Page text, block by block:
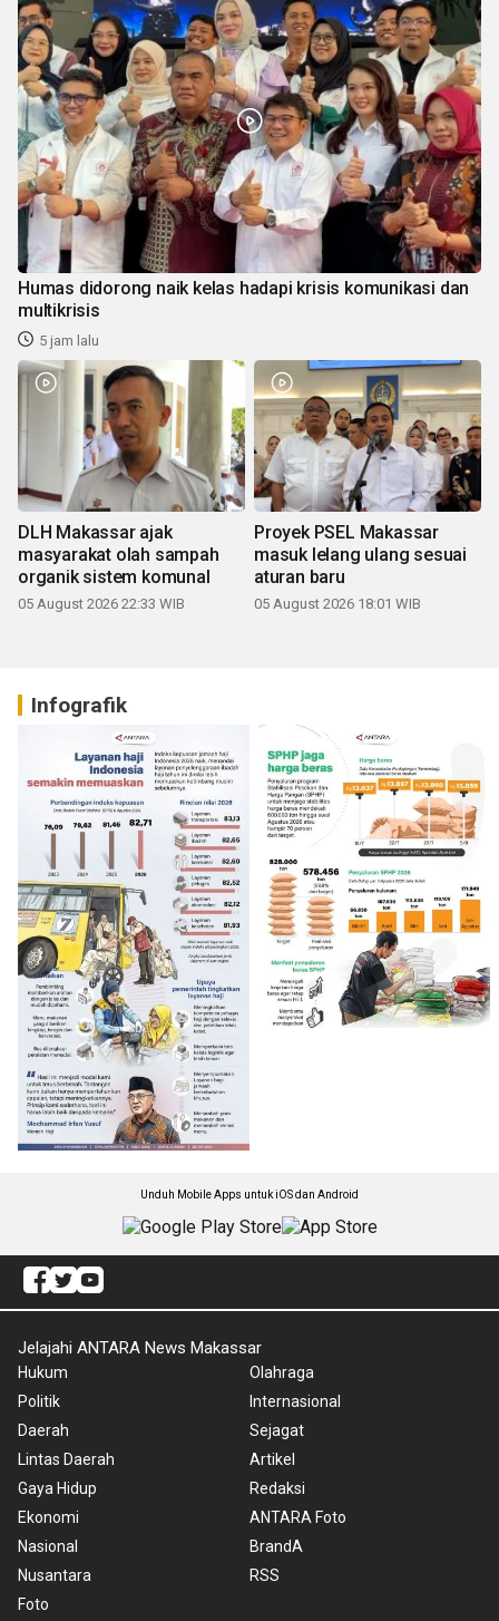
Humas didorong naik kelas hadapi krisis komunikasi dan
multikrisis
5 jam lalu
DLH Makassar ajak
masyarakat olah sampah
organik sistem komunal
05 August 2026 22:33 WIB
Proyek PSEL Makassar
masuk lelang ulang sesuai
aturan baru
05 August 2026 18:01 WIB
Infografik
Unduh Mobile Apps untuk iOS dan Android
Jelajahi ANTARA News Makassar
Hukum
Politik
Daerah
Lintas Daerah
Gaya Hidup
Ekonomi
Nasional
Nusantara
Foto
Olahraga
Internasional
Sejagat
Artikel
Redaksi
ANTARA Foto
BrandA
RSS